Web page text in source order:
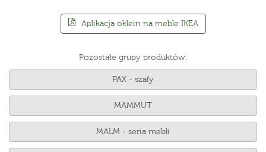
Aplikacja oklein na meble IKEA
Pozostałe grupy produktów:
PAX - szafy
MAMMUT
MALM - seria mebli